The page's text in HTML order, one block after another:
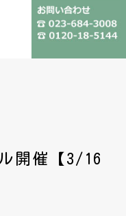
開催【3/16